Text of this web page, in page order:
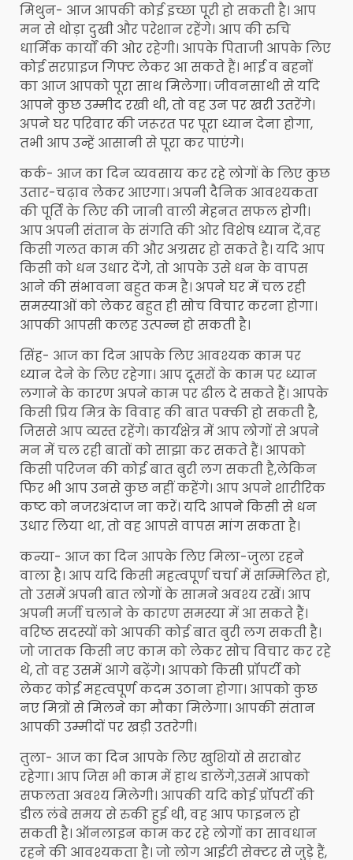
मिथुन- आज आपकी कोई इच्छा पूरी हो सकती है। आप
मन से थोड़ा दुखी और परेशान रहेंगे। आप की रुचि
धार्मिक कार्यों की ओर रहेगी। आपके पिताजी आपके लिए
कोई सरप्राइज गिफ्ट लेकर आ सकते हैं। भाई व बहनों
का आज आपको पूरा साथ मिलेगा। जीवनसाथी से यदि
आपने कुछ उम्मीद रखी थी, तो वह उन पर खरी उतरेंगे।
अपने घर परिवार की जरूरत पर पूरा ध्यान देना होगा,
तभी आप उन्हें आसानी से पूरा कर पाएंगे।
कर्क- आज का दिन व्यवसाय कर रहे लोगों के लिए कुछ
उतार-चढ़ाव लेकर आएगा। अपनी दैनिक आवश्यकता
की पूर्ति के लिए की जानी वाली मेहनत सफल होगी।
आप अपनी संतान के संगति की ओर विशेष ध्यान दें,वह
किसी गलत काम की और अग्रसर हो सकते है। यदि आप
किसी को धन उधार देंगे, तो आपके उसे धन के वापस
आने की संभावना बहुत कम है। अपने घर में चल रही
समस्याओं को लेकर बहुत ही सोच विचार करना होगा।
आपकी आपसी कलह उत्पन्न हो सकती है।
सिंह- आज का दिन आपके लिए आवश्यक काम पर
ध्यान देने के लिए रहेगा। आप दूसरों के काम पर ध्यान
लगाने के कारण अपने काम पर ढील दे सकते हैं। आपके
किसी प्रिय मित्र के विवाह की बात पक्की हो सकती है,
जिससे आप व्यस्त रहेंगे। कार्यक्षेत्र में आप लोगों से अपने
मन में चल रही बातों को साझा कर सकते हैं। आपको
किसी परिजन की कोई बात बुरी लग सकती है,लेकिन
फिर भी आप उनसे कुछ नहीं कहेंगे। आप अपने शारीरिक
कष्ट को नजरअंदाज ना करें। यदि आपने किसी से धन
उधार लिया था, तो वह आपसे वापस मांग सकता है।
कन्या- आज का दिन आपके लिए मिला-जुला रहने
वाला है। आप यदि किसी महत्वपूर्ण चर्चा में सम्मिलित हो,
तो उसमें अपनी बात लोगों के सामने अवश्य रखें। आप
अपनी मर्जी चलाने के कारण समस्या में आ सकते हैं।
वरिष्ठ सदस्यों को आपकी कोई बात बुरी लग सकती है।
जो जातक किसी नए काम को लेकर सोच विचार कर रहे
थे, तो वह उसमें आगे बढ़ेंगे। आपको किसी प्रॉपर्टी को
लेकर कोई महत्वपूर्ण कदम उठाना होगा। आपको कुछ
नए मित्रों से मिलने का मौका मिलेगा। आपकी संतान
आपकी उम्मीदों पर खड़ी उतरेगी।
तुला- आज का दिन आपके लिए खुशियों से सराबोर
रहेगा। आप जिस भी काम में हाथ डालेंगे,उसमें आपको
सफलता अवश्य मिलेगी। आपकी यदि कोई प्रॉपर्टी की
डील लंबे समय से रुकी हुई थी, वह आप फाइनल हो
सकती है। ऑनलाइन काम कर रहे लोगों का सावधान
रहने की आवश्यकता है। जो लोग आईटी सेक्टर से जुड़े हैं,